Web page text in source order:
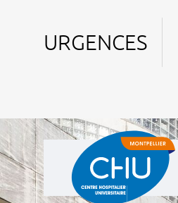
URGENCES